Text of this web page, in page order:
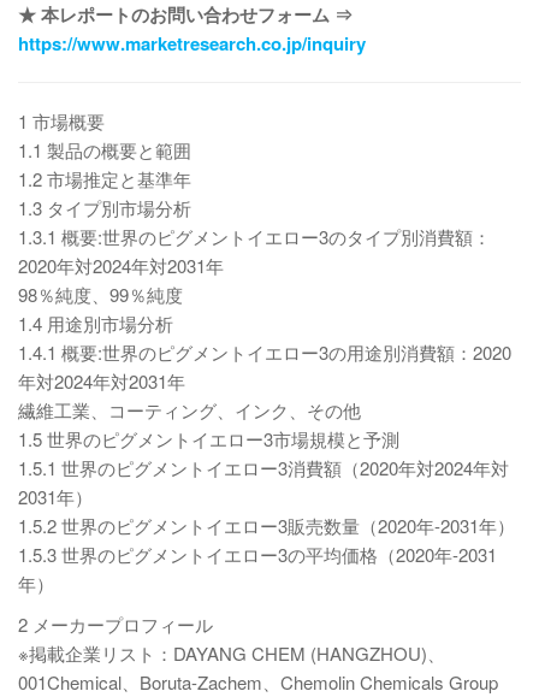
★ 本レポートのお問い合わせフォーム ⇒
https://www.marketresearch.co.jp/inquiry
1 市場概要
1.1 製品の概要と範囲
1.2 市場推定と基準年
1.3 タイプ別市場分析
1.3.1 概要:世界のピグメントイエロー3のタイプ別消費額：
2020年対2024年対2031年
98％純度、99％純度
1.4 用途別市場分析
1.4.1 概要:世界のピグメントイエロー3の用途別消費額：2020
年対2024年対2031年
繊維工業、コーティング、インク、その他
1.5 世界のピグメントイエロー3市場規模と予測
1.5.1 世界のピグメントイエロー3消費額（2020年対2024年対
2031年）
1.5.2 世界のピグメントイエロー3販売数量（2020年-2031年）
1.5.3 世界のピグメントイエロー3の平均価格（2020年-2031
年）
2 メーカープロフィール
※掲載企業リスト：DAYANG CHEM (HANGZHOU)、
001Chemical、Boruta-Zachem、Chemolin Chemicals Group